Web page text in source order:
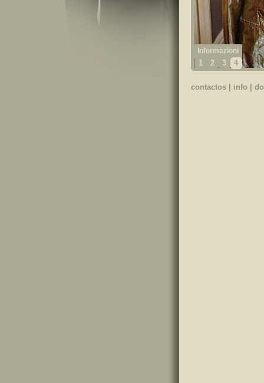
1 2 3 4
contactos| info|